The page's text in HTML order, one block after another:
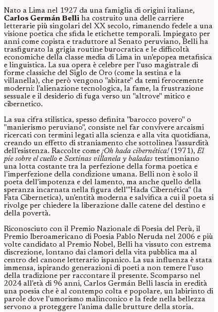
Nato a Lima nel 1927 da una famiglia di origini italiane,
Carlos Germán Belli ha costruito una delle carriere
letterarie più singolari del XX secolo, rimanendo fedele a una
visione poetica che sfida le etichette temporali. Impiegato per
anni come copista e traduttore al Senato peruviano, Belli ha
trasfigurato la grigia routine burocratica e le difficoltà
economiche della classe media di Lima in un'epopea metafisica
e linguistica. La sua opera è celebre per l'uso magistrale di
forme classiche del Siglo de Oro (come la sestina e la
villanella), che però vengono "abitate" da temi ferocemente
moderni: l'alienazione tecnologica, la fame, la frustrazione
sessuale e il desiderio di fuga verso un "altrove" mitico e
cibernetico.
La sua cifra stilistica, spesso definita "barocco povero" o
"manierismo peruviano", consiste nel far convivere arcaismi
ricercati con termini legati alla scienza e alla vita quotidiana,
creando un effetto di straniamento che sottolinea l'assurdità
dell'esistenza. Raccolte come ¡Oh hada cibernética!(1971), El
pie sobre el cuello e Sextinas villanela y baladas testimoniano
una lotta costante tra la perfezione della forma poetica e
l'imperfezione della condizione umana. Belli non è solo il
poeta dell'impotenza e del lamento, ma anche quello della
speranza incarnata nella figura dell'"Hada Cibernética" (la
Fata Cibernetica), un'entità moderna e salvifica a cui il poeta si
rivolge per chiedere la liberazione dalle catene del destino e
della povertà.
Riconosciuto con il Premio Nazionale di Poesia del Perù, il
Premio Iberoamericano di Poesia Pablo Neruda nel 2006 e più
volte candidato al Premio Nobel, Belli ha vissuto con estrema
discrezione, lontano dai clamori della vita pubblica ma al
centro del canone letterario ispanico. La sua influenza è stata
immensa, ispirando generazioni di poeti a non temere l'uso
della tradizione per raccontare il presente. Scomparso nel
2024 all'età di 96 anni, Carlos Germán Belli lascia in eredità
una poesia che è al contempo colta e popolare, un labirinto di
parole dove l'umorismo malinconico e la fede nella bellezza
servono a proteggere l'anima dalle brutture della storia.